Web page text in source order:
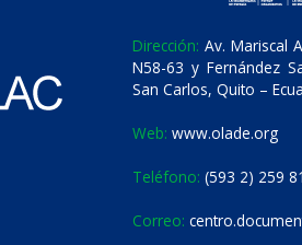
Dirección: Av. Mariscal
N58-63 y Fernández
San Carlos, Quito –
Web: www.olade.org
Teléfono: (593 2) 259
Correo: